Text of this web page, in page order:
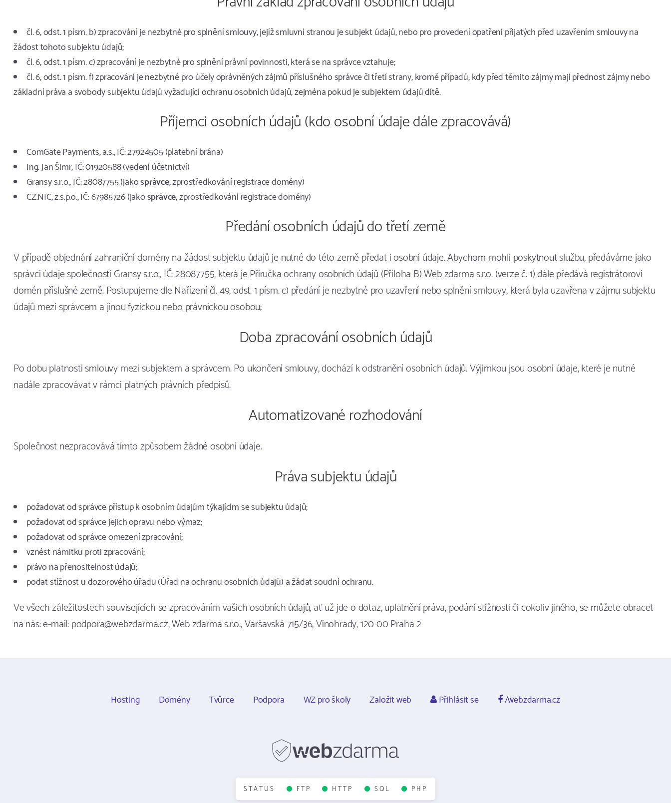
čl. 6, odst. 1 písm. b) zpracování je nezbytné pro splnění smlouvy, jejíž smluvní stranou je subjekt údajů, nebo pro provedení opatření přijatých před uzavřením smlouvy na
žádost tohoto subjektu údajů;
čl. 6, odst. 1 písm. c) zpracování je nezbytné pro splnění právní povinnosti, která se na správce vztahuje;
čl. 6, odst. 1 písm. f) zpracování je nezbytné pro účely oprávněných zájmů příslušného správce či třetí strany, kromě případů, kdy před těmito zájmy mají přednost zájmy nebo
základní práva a svobody subjektu údajů vyžadující ochranu osobních údajů, zejména pokud je subjektem údajů dítě.
Příjemci osobních údajů (kdo osobní údaje dále zpracovává)
ComGate Payments, a.s., IČ: 27924505 (platební brána)
Ing. Jan Šimr, IČ: 01920588 (vedení účetnictví)
Gransy s.r.o., IČ: 28087755 (jakosprávce, zprostředkování registrace domény)
CZ.NIC, z.s.p.o., IČ: 67985726 (jakosprávce, zprostředkování registrace domény)
Předání osobních údajů do třetí země
V případě objednání zahraniční domény na žádost subjektu údajů je nutné do této země předat i osobní údaje. Abychom mohli poskytnout službu, předáváme jako
správci údaje společnosti Gransy s.r.o., IČ: 28087755, která je Příručka ochrany osobních údajů (Příloha B) Web zdarma s.r.o. (verze č. 1) dále předává registrátorovi
domén příslušné země. Postupujeme dle Nařízení čl. 49, odst. 1 písm. c) předání je nezbytné pro uzavření nebo splnění smlouvy, která byla uzavřena v zájmu subjektu
údajů mezi správcem a jinou fyzickou nebo právnickou osobou;
Doba zpracování osobních údajů
Po dobu platnosti smlouvy mezi subjektem a správcem. Po ukončení smlouvy, dochází k odstranění osobních údajů. Výjimkou jsou osobní údaje, které je nutné
nadále zpracovávat v rámci platných právních předpisů.
Automatizované rozhodování
Společnost nezpracovává tímto způsobem žádné osobní údaje.
Práva subjektu údajů
požadovat od správce přístup k osobním údajům týkajícím se subjektu údajů;
požadovat od správce jejich opravu nebo výmaz;
požadovat od správce omezení zpracování;
vznést námitku proti zpracování;
právo na přenositelnost údajů;
podat stížnost u dozorového úřadu (Úřad na ochranu osobních údajů) a žádat soudní ochranu.
Ve všech záležitostech souvisejících se zpracováním vašich osobních údajů, ať už jde o dotaz, uplatnění práva, podání stížnosti či cokoliv jiného, se můžete obracet
na nás: e-mail: podpora@webzdarma.cz, Web zdarma s.r.o., Varšavská 715/36, Vinohrady, 120 00 Praha 2
Hosting Domény Tvůrce Podpora WZ pro školy Založit web Přihlásit se /webzdarma.cz
STATUS FTP HTTP SQL PHP